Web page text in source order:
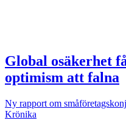
Global osäkerhet
optimism att falna
Ny rapport om
Krönika